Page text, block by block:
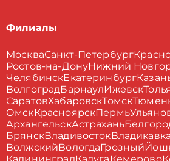
Филиалы
МоскваСанкт-Петербург
Ростов-на-ДонуНижний
ЧелябинскЕкатеринбург
ВолгоградБарнаулИжевск
СаратовХабаровскТомск
ОмскКрасноярскПермь
АрхангельскАстрахань
БрянскВладивосток
ВолжскийВологдаГрозный